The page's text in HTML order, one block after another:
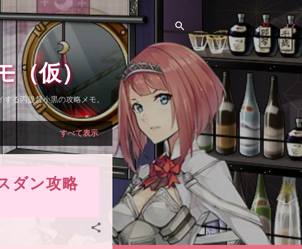
移動
（仮）
る丙提督小黒の攻略メモ。
すべて表示
ダン攻略